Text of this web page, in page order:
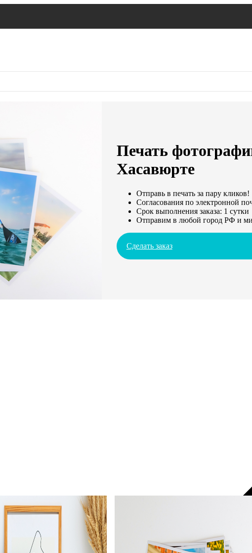
Печать
Хасавюрте
Отправь в печать за пару кликов!
Согласования по электронной
Срок выполнения заказа: 1 сутки
Отправим в любой город РФ и
Сделать заказ